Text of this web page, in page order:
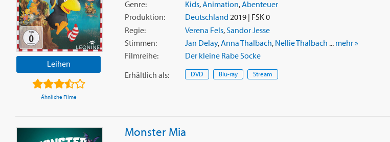
Leihen
Ähnliche Filme
Genre:
Kids,Animation,Abenteuer
Produktion:
Deutschland 2019 | FSK 0
Regie:
Verena Fels, Sandor Jesse
Stimmen:
Jan Delay,Anna Thalbach, Nellie Thalbach ... mehr »
Filmreihe:
Der kleine Rabe Socke
Erhältlich als: DVD Blu-ray Stream
Monster Mia